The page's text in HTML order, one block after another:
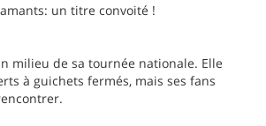
un titre convoité !
milieu de sa tournée nationale. Elle
à guichets fermés, mais ses fans